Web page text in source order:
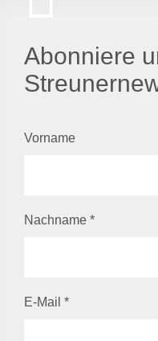
Abonniere
Vorname
Nachname *
E-Mail *